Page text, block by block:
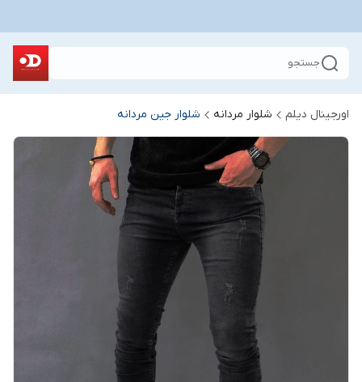
جستجو
اورجینال دیلم شلوار مردانه شلوار جین مردانه